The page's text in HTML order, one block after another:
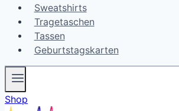
Sweatshirts
Tragetaschen
Tassen
Geburtstagskarten
Shop